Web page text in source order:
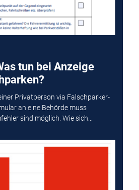
tun bei Anzeige
Privatperson via Falschparker-
an eine Behörde muss
sind möglich. Wie sich...